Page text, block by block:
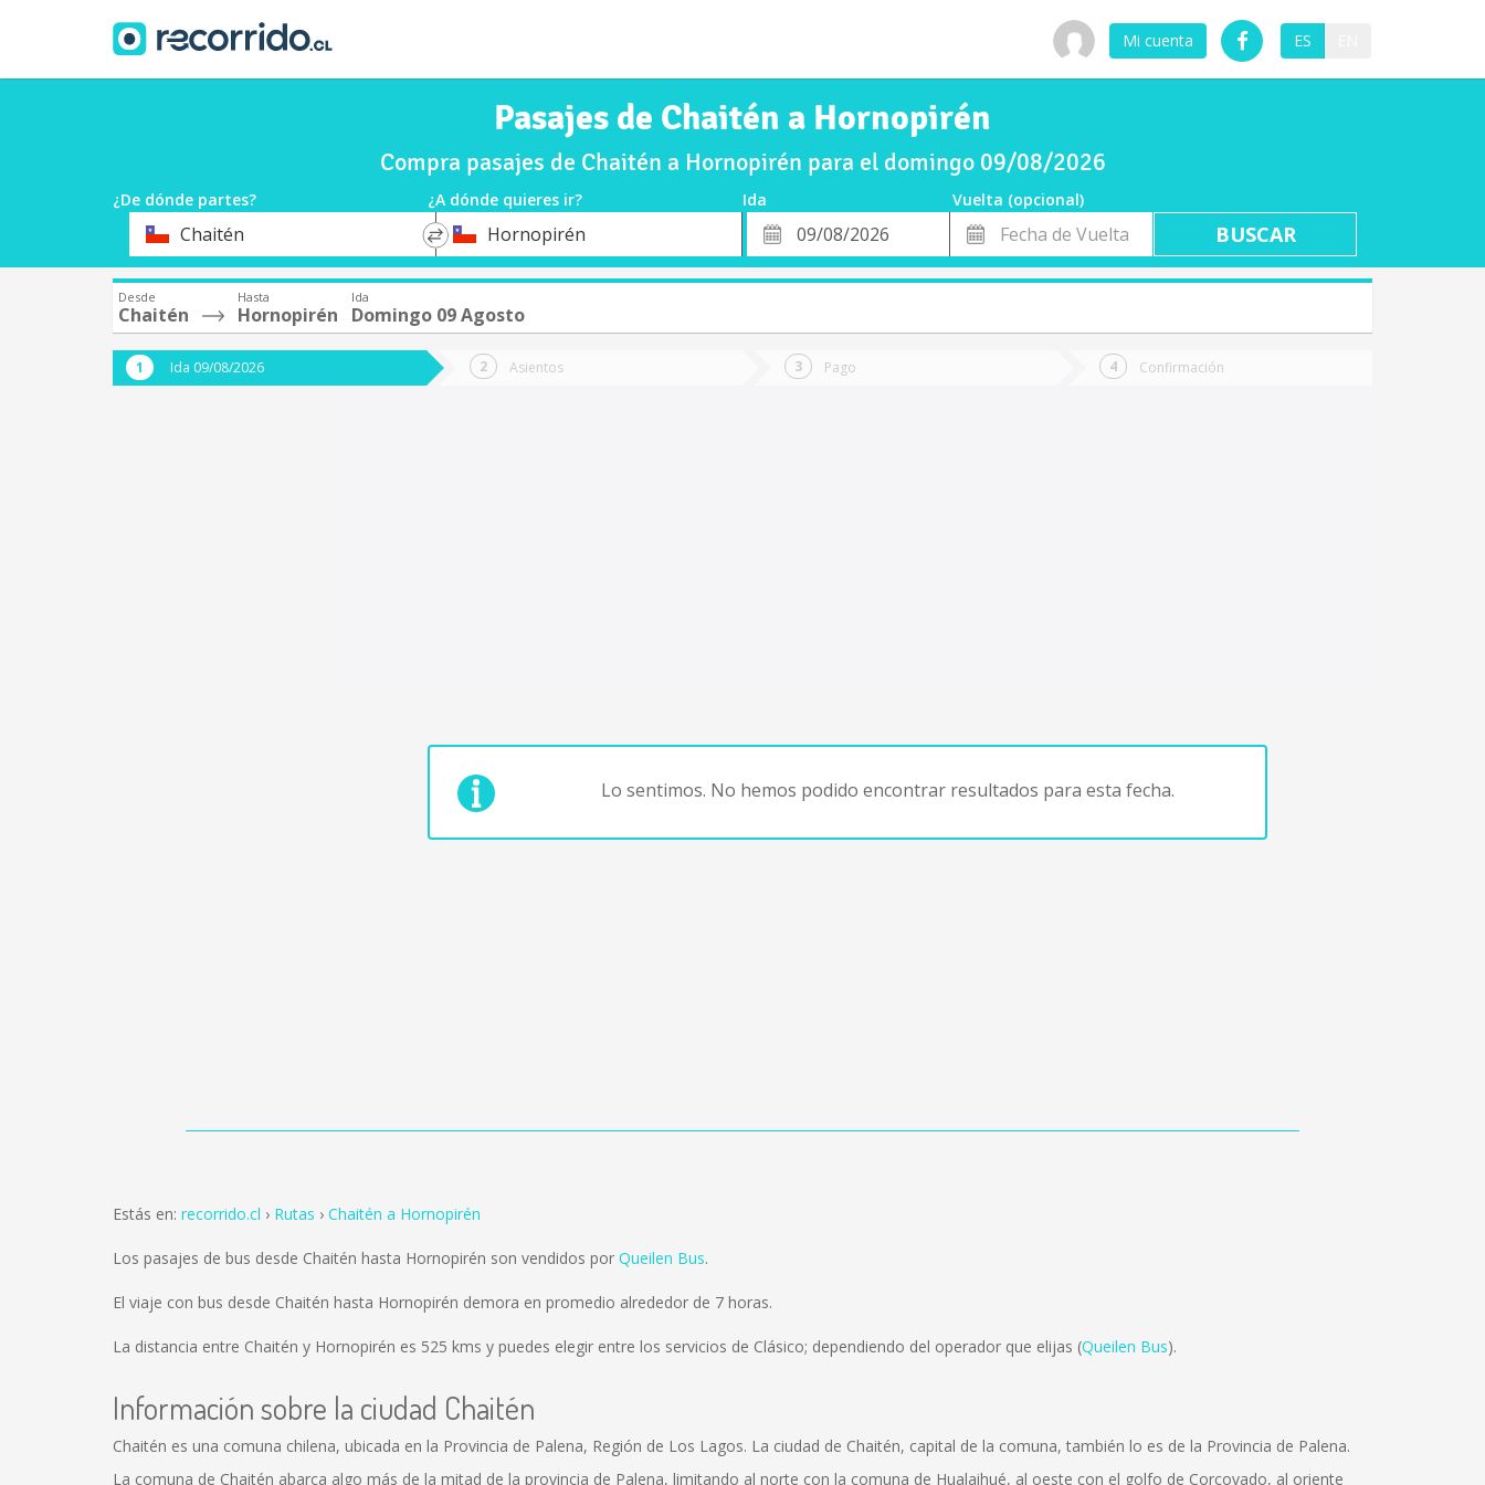
Mi cuenta ES
Pasajes de Chaitén a Hornopirén
Compra pasajes de Chaitén a Hornopirén para el domingo 09/08/2026
¿De dónde partes? ¿A dónde quieres ir? Ida
Vuelta (opcional)
OrigenChaitén
*
DestinoHornopirén
Fecha
de
Fecha
de
Vuelta
Desde
Chaitén
Hasta
Hornopirén
Ida
Domingo 09 Agosto
Ida 09/08/2026 Asientos Pago Confirmación
Lo sentimos. No hemos podido encontrar resultados para esta fecha.
Estás en: recorrido.cl Rutas Chaitén a Hornopirén
Los pasajes de bus desde Chaitén hasta Hornopirén son vendidos por Queilen Bus.
El viaje con bus desde Chaitén hasta Hornopirén demora en promedio alrededor de 7 horas.
La distancia entre Chaitén y Hornopirén es 525 kms y puedes elegir entre los servicios de Clásico; dependiendo del operador que elijas (Queilen Bus).
Información sobre la ciudad Chaitén
Chaitén es una comuna chilena, ubicada en la Provincia de Palena, Región de Los Lagos. La ciudad de Chaitén, capital de la comuna, también lo es de la Provincia de Palena.
La comuna de Chaitén abarca algo más de la mitad de la provincia de Palena, limitando al norte con la comuna de Hualaihué, al oeste con el golfo de Corcovado, al oriente